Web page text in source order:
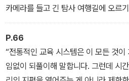
카메라를 들고 긴 탐사 여행길에 오르
P.66
“전통적인 교육 시스템은 이 모든 것
임없이 되풀이해 말합니다. 그런데 시